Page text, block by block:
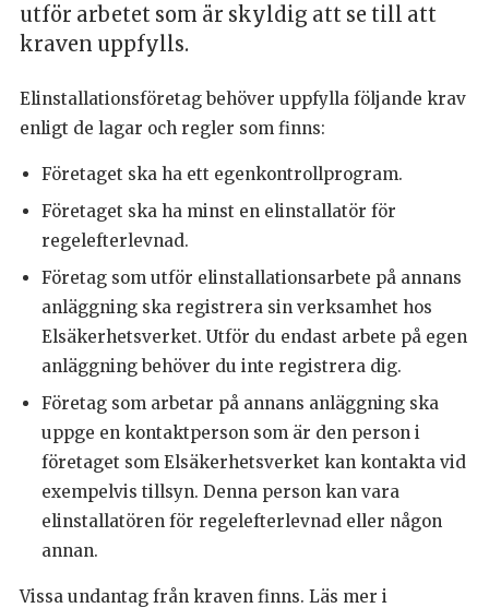
utför arbetet som är skyldig att se till att
kraven uppfylls.
Elinstallationsföretag behöver uppfylla följande krav
enligt de lagar och regler som finns:
Företaget ska ha ett egenkontrollprogram.
Företaget ska ha minst en elinstallatör för
regelefterlevnad.
Företag som utför elinstallationsarbete på annans
anläggning ska registrera sin verksamhet hos
Elsäkerhetsverket. Utför du endast arbete på egen
anläggning behöver du inte registrera dig.
Företag som arbetar på annans anläggning ska
uppge en kontaktperson som är den person i
företaget som Elsäkerhetsverket kan kontakta vid
exempelvis tillsyn. Denna person kan vara
elinstallatören för regelefterlevnad eller någon
annan.
Vissa undantag från kraven finns. Läs mer i